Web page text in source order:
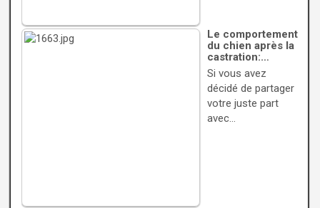
Le comportement
du chien après la
castration:…
Si vous avez
décidé de partager
votre juste part
avec…